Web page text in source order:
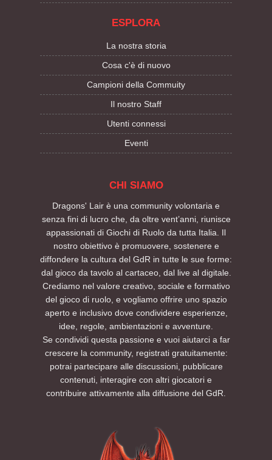
ESPLORA
La nostra storia
Cosa c'è di nuovo
Campioni della Commuity
Il nostro Staff
Utenti connessi
Eventi
CHI SIAMO
Dragons' Lair è una community volontaria e
senza fini di lucro che, da oltre vent’anni, riunisce
appassionati di Giochi di Ruolo da tutta Italia. Il
nostro obiettivo è promuovere, sostenere e
diffondere la cultura del GdR in tutte le sue forme:
dal gioco da tavolo al cartaceo, dal live al digitale.
Crediamo nel valore creativo, sociale e formativo
del gioco di ruolo, e vogliamo offrire uno spazio
aperto e inclusivo dove condividere esperienze,
idee, regole, ambientazioni e avventure.
Se condividi questa passione e vuoi aiutarci a far
crescere la community, registrati gratuitamente:
potrai partecipare alle discussioni, pubblicare
contenuti, interagire con altri giocatori e
contribuire attivamente alla diffusione del GdR.